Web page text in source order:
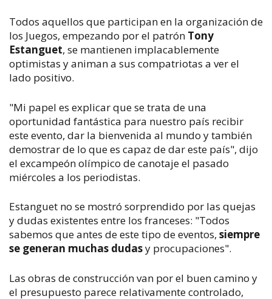
Todos aquellos que participan en la organización de
los Juegos, empezando por el patrón Tony
Estanguet, se mantienen implacablemente
optimistas y animan a sus compatriotas a ver el
lado positivo.
"Mi papel es explicar que se trata de una
oportunidad fantástica para nuestro país recibir
este evento, dar la bienvenida al mundo y también
demostrar de lo que es capaz de dar este país", dijo
el excampeón olímpico de canotaje el pasado
miércoles a los periodistas.
Estanguet no se mostró sorprendido por las quejas
y dudas existentes entre los franceses: "Todos
sabemos que antes de este tipo de eventos, siempre
se generan muchas dudasy procupaciones".
Las obras de construcción van por el buen camino y
el presupuesto parece relativamente controlado,